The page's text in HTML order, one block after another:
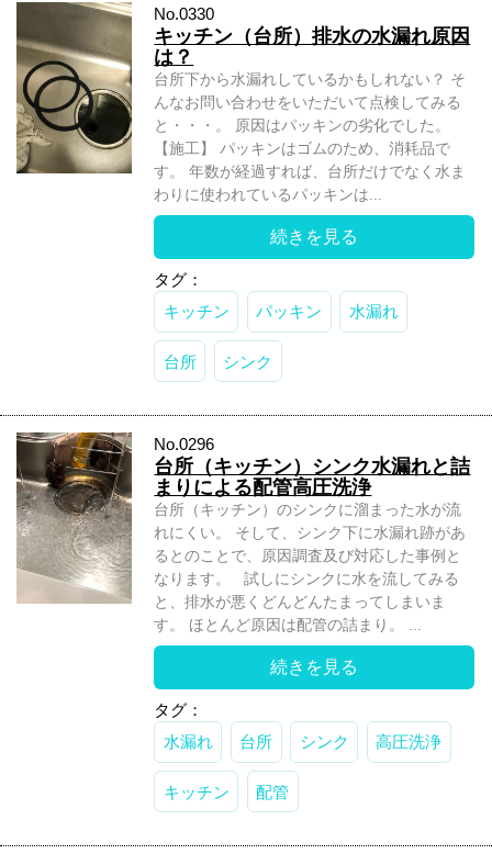
No.0330
キッチン（台所）排水の水漏れ原因
は？
台所下から水漏れしているかもしれない？ そ
んなお問い合わせをいただいて点検してみる
と・・・。 原因はパッキンの劣化でした。
【施工】 パッキンはゴムのため、消耗品で
す。 年数が経過すれば、台所だけでなく水ま
わりに使われているパッキンは...
続きを見る
タグ：
キッチン
パッキン 水漏れ
台所 シンク
No.0296
台所（キッチン）シンク水漏れと詰
まりによる配管高圧洗浄
台所（キッチン）のシンクに溜まった水が流
れにくい。 そして、シンク下に水漏れ跡があ
るとのことで、原因調査及び対応した事例と
なります。 試しにシンクに水を流してみる
と、排水が悪くどんどんたまってしまいま
す。 ほとんど原因は配管の詰まり。 ...
続きを見る
タグ：
水漏れ
台所 シンク 高圧洗浄
キッチン 配管